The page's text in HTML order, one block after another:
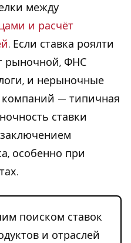
между
и расчёт
. Если ставка роялти
рыночной, ФНС
и нерыночные
компаний — типичная
ставки
особенно при
поиском ставок
и отраслей